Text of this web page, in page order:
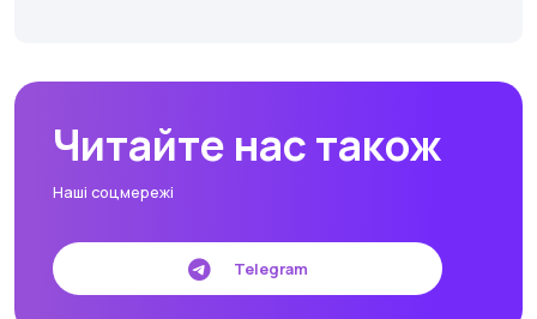
Читайте нас також
Наші соцмережі
Telegram